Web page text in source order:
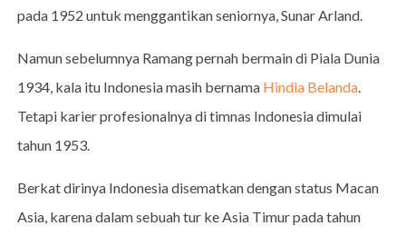
pada 1952 untuk menggantikan seniornya, Sunar Arland.
Namun sebelumnya Ramang pernah bermain di Piala Dunia
1934, kala itu Indonesia masih bernama Hindia Belanda.
Tetapi karier profesionalnya di timnas Indonesia dimulai
tahun 1953.
Berkat dirinya Indonesia disematkan dengan status Macan
Asia, karena dalam sebuah tur ke Asia Timur pada tahun